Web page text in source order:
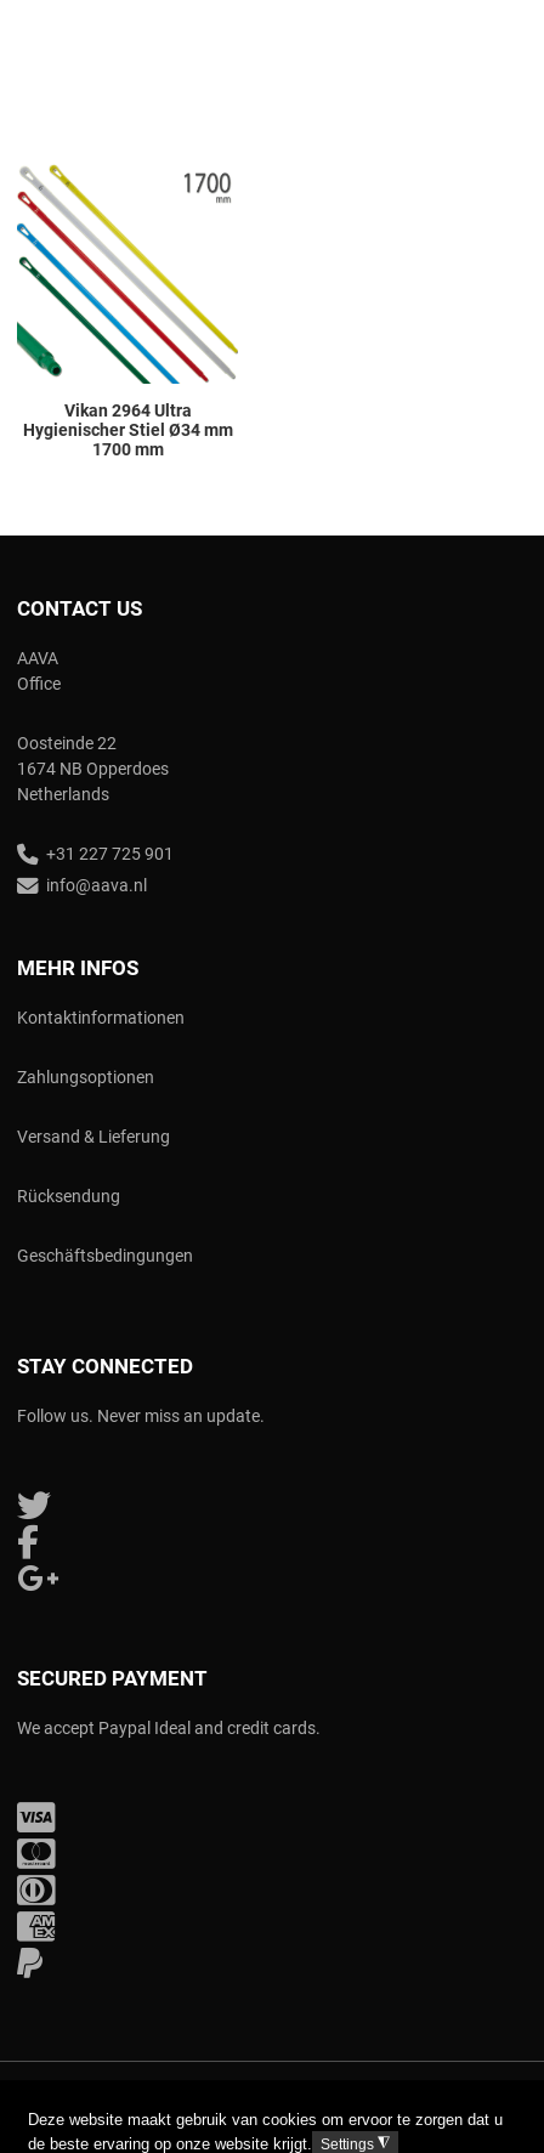
Deze website maakt gebruik van cookies om ervoor te zorgen dat u
de beste ervaring op onze website krijgt.
Settings◮
Vikan 2964 Ultra
Hygienischer Stiel Ø34 mm
1700 mm
CONTACT US
AAVA
Office
Oosteinde 22
1674 NB Opperdoes
Netherlands
+31 227 725 901
info@aava.nl
MEHR INFOS
Kontaktinformationen
Zahlungsoptionen
Versand & Lieferung
Rücksendung
Geschäftsbedingungen
STAY CONNECTED
Follow us. Never miss an update.
Follow us on Twitter
SECURED PAYMENT
We accept Paypal Ideal and credit cards.
PayPal